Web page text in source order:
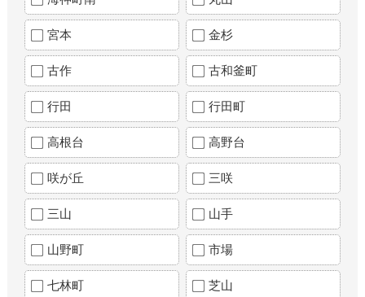
宮本 金杉
古作 古和釜町
行田 行田町
高根台 高野台
咲が丘 三咲
三山 山手
山野町 市場
七林町 芝山